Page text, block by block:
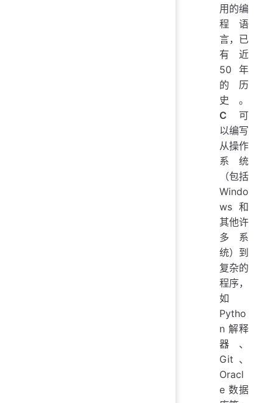
用的编
程语
言，已
有近
50 年
的历
史。
C 可
以编写
从操作
系统
（包括
Windo
ws 和
其他许
多系
统）到
复杂的
程序，
如
Pytho
n 解释
器、
Git、
Oracl
e 数据